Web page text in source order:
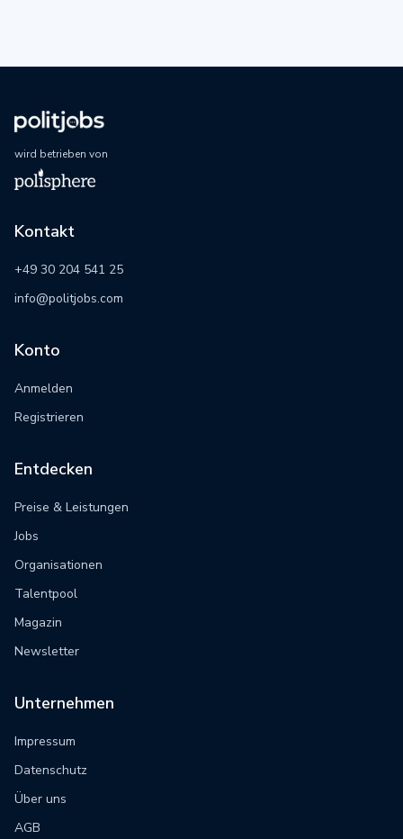
wird betrieben von
Kontakt
+49 30 204 541 25
info@politjobs.com
Konto
Anmelden
Registrieren
Entdecken
Preise & Leistungen
Jobs
Organisationen
Talentpool
Magazin
Newsletter
Unternehmen
Impressum
Datenschutz
Über uns
AGB